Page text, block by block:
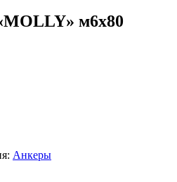
м6х80
Анкеры